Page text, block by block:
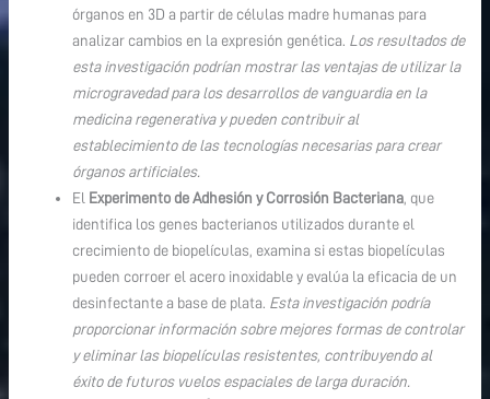
órganos en 3D a partir de células madre humanas para
analizar cambios en la expresión genética. Los resultados de
esta investigación podrían mostrar las ventajas de utilizar la
microgravedad para los desarrollos de vanguardia en la
medicina regenerativa y pueden contribuir al
establecimiento de las tecnologías necesarias para crear
órganos artificiales.
El
Experimento de Adhesión y Corrosión Bacteriana, que
identifica los genes bacterianos utilizados durante el
crecimiento de biopelículas, examina si estas biopelículas
pueden corroer el acero inoxidable y evalúa la eficacia de un
desinfectante a base de plata. Esta investigación podría
proporcionar información sobre mejores formas de controlar
y eliminar las biopelículas resistentes, contribuyendo al
éxito de futuros vuelos espaciales de larga duración.